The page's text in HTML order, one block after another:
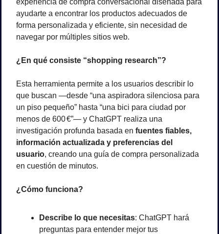
experiencia de compra conversacional diseñada para
ayudarte a encontrar los productos adecuados de
forma personalizada y eficiente, sin necesidad de
navegar por múltiples sitios web.
¿En qué consiste “shopping research”?
Esta herramienta permite a los usuarios describir lo
que buscan —desde “una aspiradora silenciosa para
un piso pequeño” hasta “una bici para ciudad por
menos de 600€”— y ChatGPT realiza una
investigación profunda basada en fuentes fiables,
información actualizada y preferencias del
usuario, creando una guía de compra personalizada
en cuestión de minutos.
¿Cómo funciona?
Describe lo que necesitas: ChatGPT hará
preguntas para entender mejor tus